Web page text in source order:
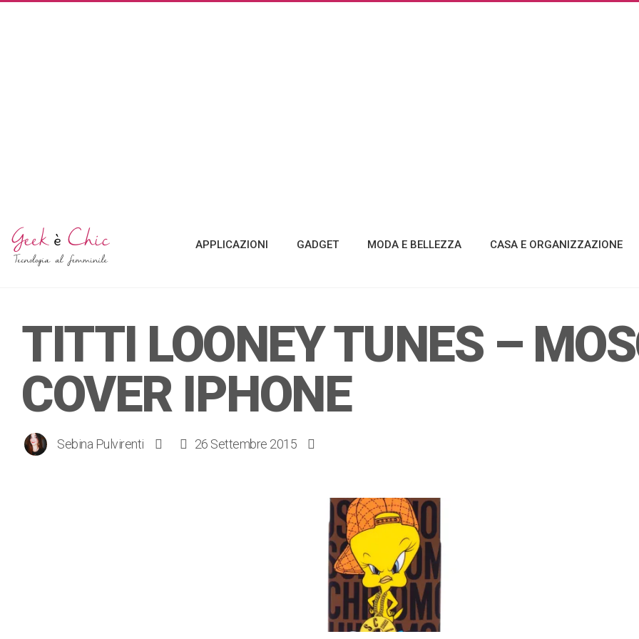
APPLICAZIONI GADGET MODA E BELLEZZA CASA E ORGANIZZAZIONE
TITTI LOONEY TUNES –
COVER IPHONE
Sebina Pulvirenti 26 Settembre 2015